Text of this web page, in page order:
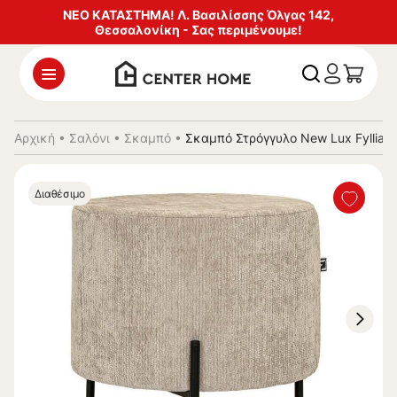
ΝΕΟ ΚΑΤΑΣΤΗΜΑ! Λ. Βασιλίσσης Όλγας 142,
Θεσσαλονίκη - Σας περιμένουμε!
Αρχική • Σαλόνι • Σκαμπό • Σκαμπό Στρόγγυλο New Lux
Διαθέσιμο